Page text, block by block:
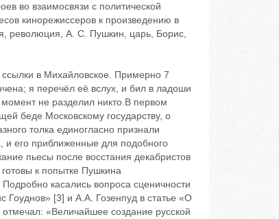
во взаимосвязи с политической
кинорежиссеров к произведению в
революция, А. С. Пушкин, царь, Борис,
в Михайловское. Примерно 7
я перечёл её вслух, и бил в ладоши
не разделил никто.В первом
беде Московскому государству, о
толка единогласно признали
его приближенные для подобного
пьесы после восстания декабристов
к попытке Пушкина
касались вопроса сценичности
[3] и А.А. Гозенпуд в статье «О
«Величайшее создание русской